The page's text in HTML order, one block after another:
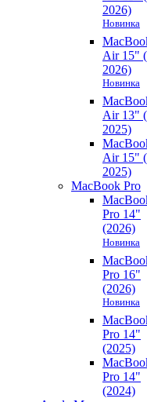
2026)
Новинка
Air 15"
2026)
Новинка
Air 13"
2025)
Air 15"
2025)
MacBook Pro
Pro 14"
(2026)
Новинка
Pro 16"
(2026)
Новинка
Pro 14"
(2025)
Pro 14"
(2024)